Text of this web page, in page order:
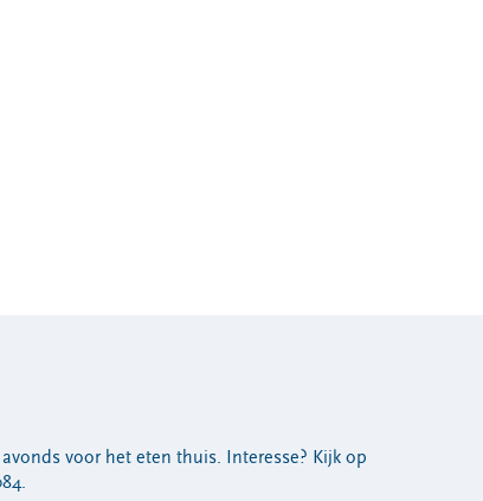
voor het eten thuis. Interesse? Kijk op